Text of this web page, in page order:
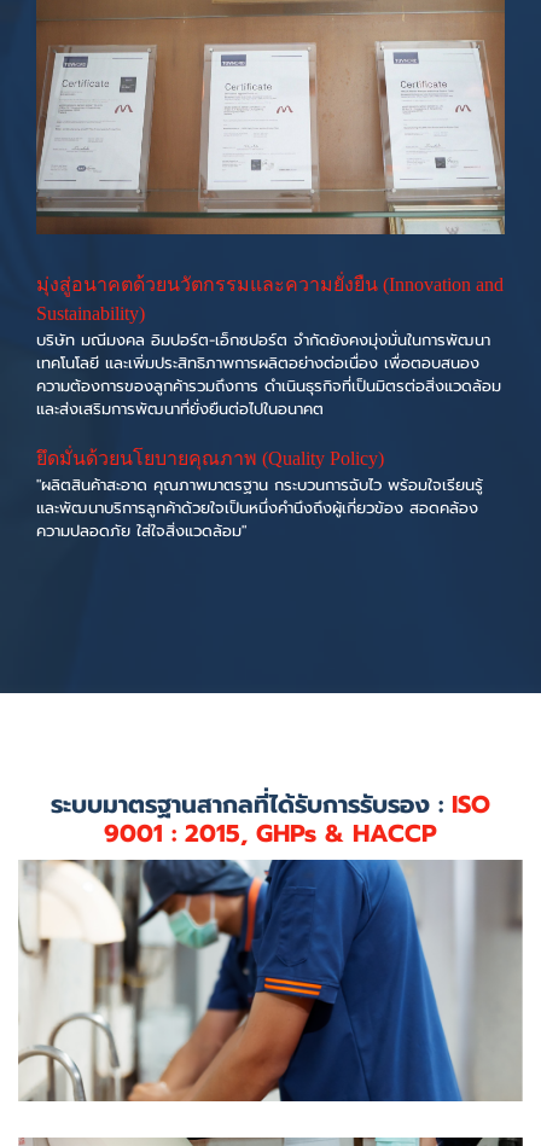
มุ่งสู่อนาคตด้วยนวัตกรรมและความยั่งยืน (Innovation and
Sustainability)
บริษัท มณีมงคล อิมปอร์ต-เอ็กซปอร์ต จำกัดยังคงมุ่งมั่นในการพัฒนา
เทคโนโลยี และเพิ่มประสิทธิภาพการผลิตอย่างต่อเนื่อง เพื่อตอบสนอง
ความต้องการของลูกค้ารวมถึงการ ดำเนินธุรกิจที่เป็นมิตรต่อสิ่งแวดล้อม
และส่งเสริมการพัฒนาที่ยั่งยืนต่อไปในอนาคต
ยึดมั่นด้วยนโยบายคุณภาพ (Quality Policy)
"ผลิตสินค้าสะอาด คุณภาพมาตรฐาน กระบวนการฉับไว พร้อมใจเรียนรู้
และพัฒนาบริการลูกค้าด้วยใจเป็นหนึ่งคำนึงถึงผู้เกี่ยวข้อง สอดคล้อง
ความปลอดภัย ใส่ใจสิ่งแวดล้อม"
ระบบมาตรฐานสากลที่ได้รับการรับรอง : ISO
9001 : 2015, GHPs & HACCP